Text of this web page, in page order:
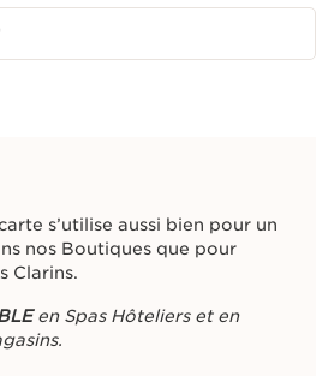
s’utilise aussi bien pour un
nos Boutiques que pour
Clarins.
en Spas Hôteliers et en